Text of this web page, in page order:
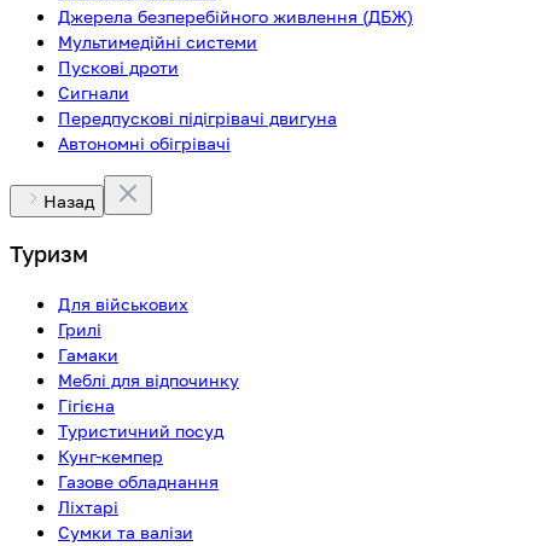
Джерела безперебійного живлення (ДБЖ)
Мультимедійні системи
Пускові дроти
Сигнали
Передпускові підігрівачі двигуна
Автономні обігрівачі
Назад
Туризм
Для військових
Грилі
Гамаки
Меблі для відпочинку
Гігієна
Туристичний посуд
Кунг-кемпер
Газове обладнання
Ліхтарі
Сумки та валізи